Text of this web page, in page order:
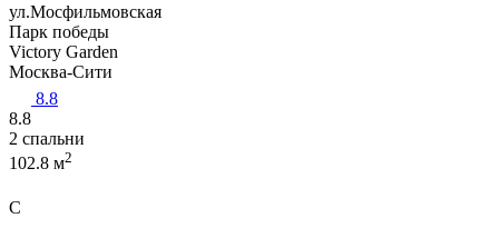
ул.Мосфильмовская
Парк победы
Victory Garden
Москва-Сити
8.8
8.8
2 спальни
102.8 м2
C